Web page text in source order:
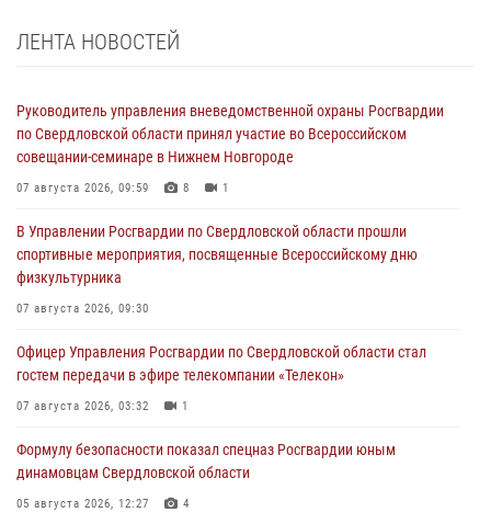
ЛЕНТА НОВОСТЕЙ
Руководитель управления вневедомственной охраны Росгвардии
по Свердловской области принял участие во Всероссийском
совещании-семинаре в Нижнем Новгороде
07 августа 2026, 09:59 8 1
В Управлении Росгвардии по Свердловской области прошли
спортивные мероприятия, посвященные Всероссийскому дню
физкультурника
07 августа 2026, 09:30
Офицер Управления Росгвардии по Свердловской области стал
гостем передачи в эфире телекомпании «Телекон»
07 августа 2026, 03:32 1
Формулу безопасности показал спецназ Росгвардии юным
динамовцам Свердловской области
05 августа 2026, 12:27 4